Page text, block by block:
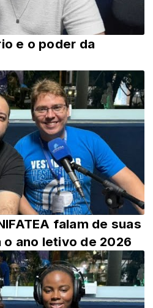
e o poder da
falam de suas
ano letivo de 2026